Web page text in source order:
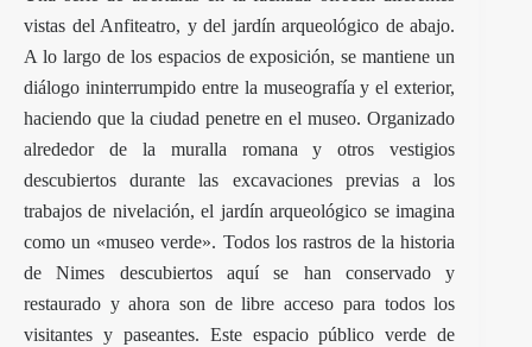
vistas del Anfiteatro, y del jardín arqueológico de abajo.
A lo largo de los espacios de exposición, se mantiene un
diálogo ininterrumpido entre la museografía y el exterior,
haciendo que la ciudad penetre en el museo. Organizado
alrededor de la muralla romana y otros vestigios
descubiertos durante las excavaciones previas a los
trabajos de nivelación, el jardín arqueológico se imagina
como un «museo verde». Todos los rastros de la historia
de Nimes descubiertos aquí se han conservado y
restaurado y ahora son de libre acceso para todos los
visitantes y paseantes. Este espacio público verde de